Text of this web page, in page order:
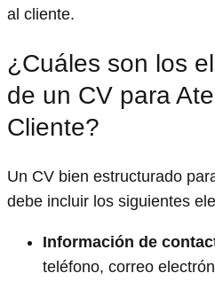
al cliente.
¿Cuáles son los
de un CV para
Cliente?
Un CV bien estructurado
debe incluir los siguientes
Información de
teléfono, correo